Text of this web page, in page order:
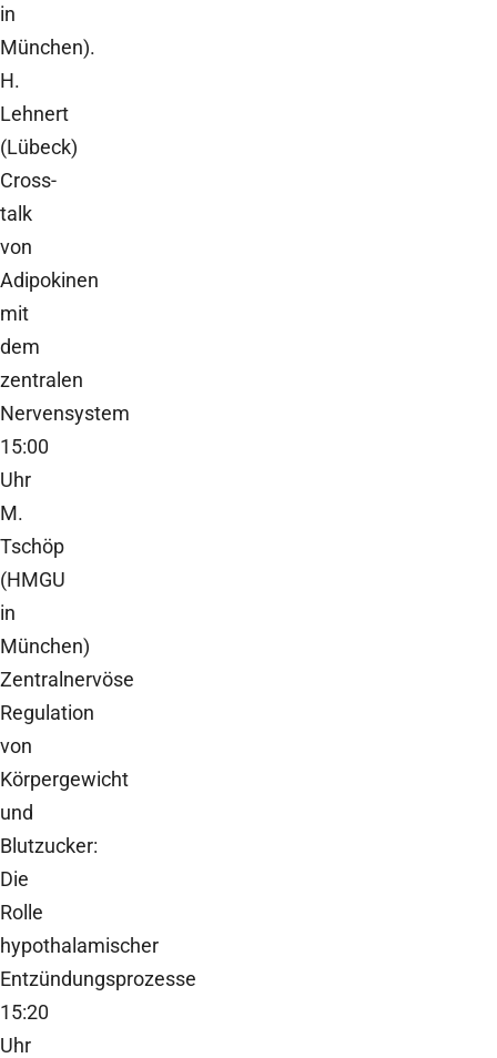
in
München).
H.
Lehnert
(Lübeck)
Cross-
talk
von
Adipokinen
mit
dem
zentralen
Nervensystem
15:00
Uhr
M.
Tschöp
(HMGU
in
München)
Zentralnervöse
Regulation
von
Körpergewicht
und
Blutzucker:
Die
Rolle
hypothalamischer
Entzündungsprozesse
15:20
Uhr